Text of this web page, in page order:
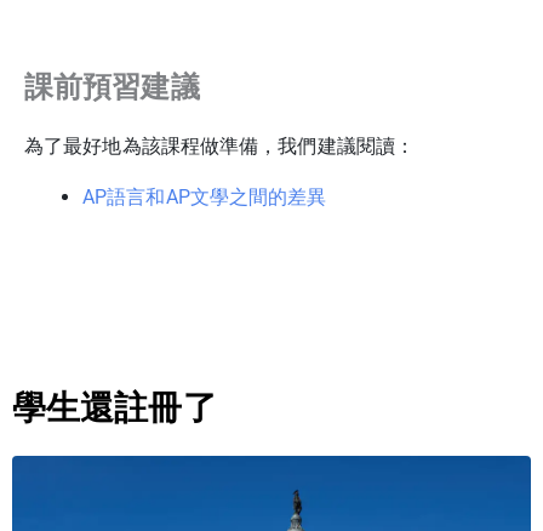
課前預習建議
為了最好地為該課程做準備，我們建議閱讀：
AP語言和AP文學之間的差異
學生還註冊了